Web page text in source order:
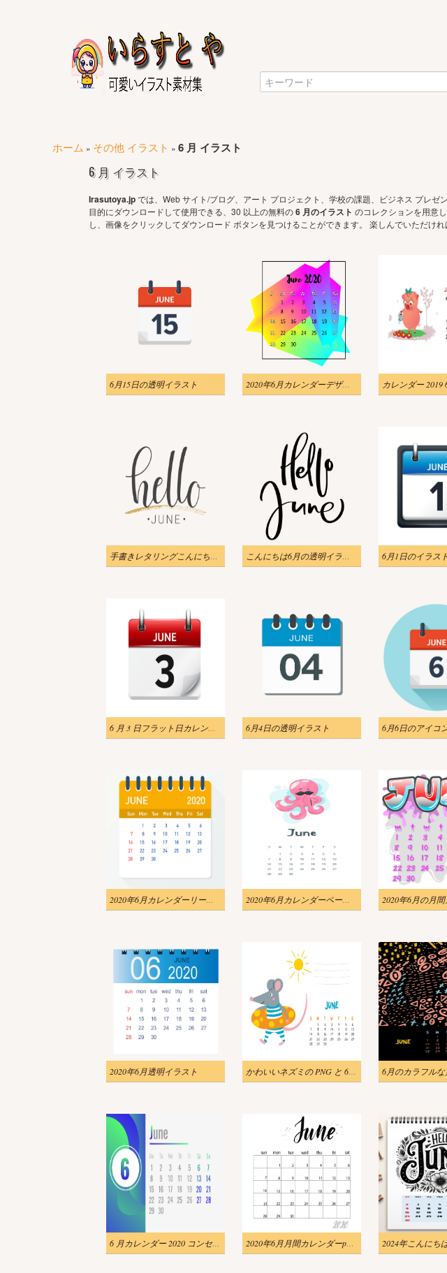
ホーム » その他 イラスト » 6 月 イラスト
6 月 イラスト
Irasutoya.jpでは、Web サイト/ブログ、アート プロジェクト、学校の課題、ビジネス プレ
目的にダウンロードして使用できる、30 以上の無料の6 月のイラスト のコレクションを用意
し、画像をクリックしてダウンロード ボタンを見つけることができます。 楽しんでいただけ
6月15日の透明イラスト 2020年6月カレンダーデザイン透明イラスト
手書きレタリングこんにちは6月透明イラスト こんにちは6月の透明イラスト 6月1日のイラスト
6 月 3 日フラット日カレンダー イラスト 6月4日の透明イラスト
2020年6月カレンダーリーフpngイラスト 2020年6月カレンダーページpngイラスト
2020年6月透明イラスト かわいいネズミの PNG と 6 月のカレンダー ページのイラスト
6 月カレンダー 2020 コンセプト バナー PNG のイラスト 2020年6月月間カレンダーpngのイラスト